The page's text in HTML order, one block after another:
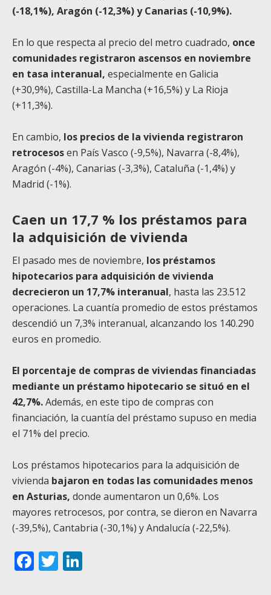
(-18,1%), Aragón (-12,3%) y Canarias (-10,9%).
En lo que respecta al precio del metro cuadrado, once
comunidades registraron ascensos en noviembre
en tasa interanual, especialmente en Galicia
(+30,9%), Castilla-La Mancha (+16,5%) y La Rioja
(+11,3%).
En cambio, los precios de la vivienda registraron
retrocesosen País Vasco (-9,5%), Navarra (-8,4%),
Aragón (-4%), Canarias (-3,3%), Cataluña (-1,4%) y
Madrid (-1%).
Caen un 17,7 % los préstamos para
la adquisición de vivienda
El pasado mes de noviembre, los préstamos
hipotecarios para adquisición de vivienda
decrecieron un 17,7% interanual, hasta las 23.512
operaciones. La cuantía promedio de estos préstamos
descendió un 7,3% interanual, alcanzando los 140.290
euros en promedio.
El porcentaje de compras de viviendas financiadas
mediante un préstamo hipotecario se situó en el
42,7%.Además, en este tipo de compras con
financiación, la cuantía del préstamo supuso en media
el 71% del precio.
Los préstamos hipotecarios para la adquisición de
vivienda bajaron en todas las comunidades menos
en Asturias, donde aumentaron un 0,6%. Los
mayores retrocesos, por contra, se dieron en Navarra
(-39,5%), Cantabria (-30,1%) y Andalucía (-22,5%).
Facebook
Twitter